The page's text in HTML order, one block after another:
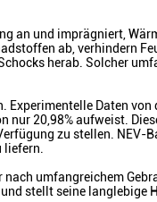
an und imprägniert,
ab, verhindern
herab. Solcher
Daten von
20,98% aufweist.
zu stellen. NEV-
liefern.
umfangreichem
stellt seine langlebige